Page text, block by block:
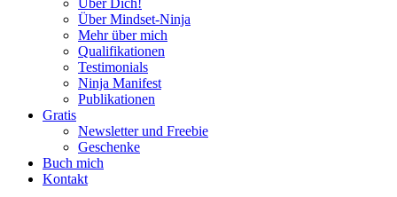
Über Dich!
Über Mindset-Ninja
Mehr über mich
Qualifikationen
Testimonials
Ninja Manifest
Publikationen
Gratis
Newsletter und Freebie
Geschenke
Buch mich
Kontakt